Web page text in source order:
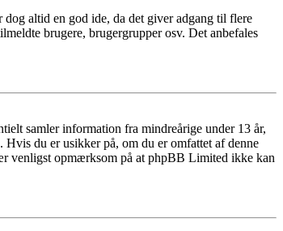
altid en god ide, da det giver adgang til flere
brugere, brugergrupper osv. Det anbefales
samler information fra mindreårige under 13 år,
du er usikker på, om du er omfattet af denne
venligst opmærksom på at phpBB Limited ikke kan